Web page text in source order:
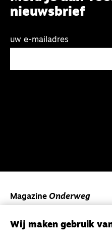
nieuwsbrief
uw e-mailadres
Magazine Onderweg
en gesprek voor
voor de Nederlandse
Wij maken gebruik